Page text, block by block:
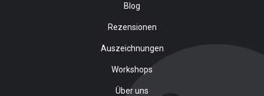
Blog
Rezensionen
Auszeichnungen
Workshops
Über uns